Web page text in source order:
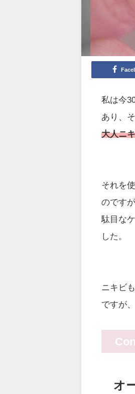
私は今
あり、
大人ニ
それを
のです
駄目な
した。
ニキビ
ですが
オ